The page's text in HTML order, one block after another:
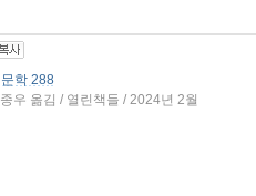
학 288
우 옮김 / 열린책들 / 2024년 2월